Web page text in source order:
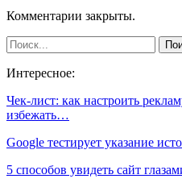
Комментарии закрыты.
Интересное:
Чек-лист: как настроить
избежать…
Google тестирует указание
5 способов увидеть сайт